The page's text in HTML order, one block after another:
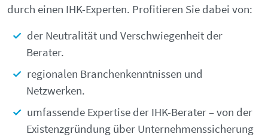
durch einen IHK-Experten. Profitieren Sie dabei von:
der Neutralität und Verschwiegenheit der
Berater.
regionalen Branchenkenntnissen und
Netzwerken.
umfassende Expertise der IHK-Berater – von der
Existenzgründung über Unternehmenssicherung